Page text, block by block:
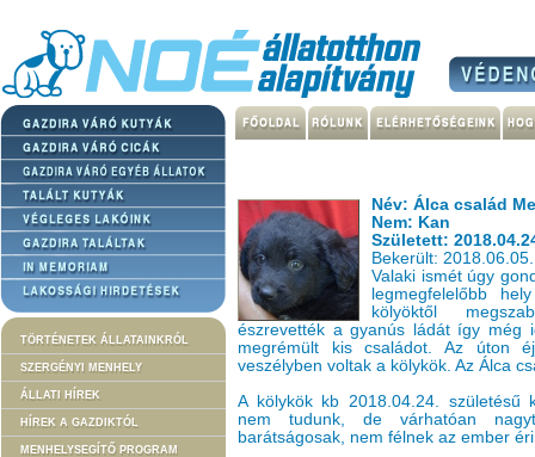
TÖRTÉNETEK ÁLLATAINKRÓL
SZERGÉNYI MENHELY
ÁLLATI HÍREK
HÍREK A GAZDIKTÓL
MENHELYSEGÍTŐ PROGRAM
Név: Álca család
Nem: Kan
Született:
Bekerült: 2018.06.05.
Valaki ismét úgy
legmegfelelőbb
kölyöktől
észrevették a gyanús ládát így még
megrémült kis családot. Az úton
veszélyben voltak a kölykök. Az Álca
A kölykök kb 2018.04.24. születésű
nem tudunk, de várhatóan
barátságosak, nem félnek az ember